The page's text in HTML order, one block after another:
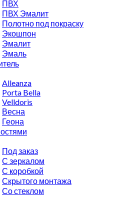
ПВХ
ПВХ Эмалит
Полотно под покраску
Экошпон
Эмалит
Эмаль
Alleanza
Porta Bella
Velldoris
Весна
Геона
Под заказ
С зеркалом
С коробкой
Скрытого монтажа
Со стеклом